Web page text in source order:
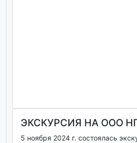
ЭКСКУРСИЯ НА ООО
5 ноября 2024 г. состоялась